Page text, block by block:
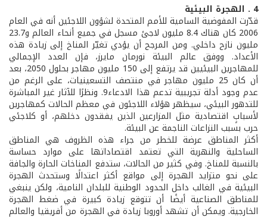
4 . الهجرة البيئية
قدّرت المفوضية السامية للأمم المتحدة لشؤون اللاجئين أنه في العام
2006 كان هناك 8.4 مليون لاجئ مسجل في جميع أنحاء العالم و23.7
مليون نازح داخلي. ومن المرجح أن يؤدي تغيّر المناخ إلى زيادة هذه
الأعداد. ووفق عالم البيئة نورمان مايرز، فإن العدد الإجمالي
للمهاجرين البيئيين قد يرتفع إلى 150 مليون مهاجر بحلول 2050، بعد
أن كان 25 مليون مهاجر في منتصف التسعينيات، على الرغم من
عدم وجود أدلة تجريبية تدعم هذا الادعاء9. ونظرًا للآثار غير المباشرة
للتدهور البيئي، سيظهر هؤلاء اللاجئون في معظم الحالات كمهاجرين
لأسبابٍ اقتصادية مثل المزارعين الذين يفقدون دخلهم، أو كلاجئي
حرب بسبب النزاعات الناجمة عن البيئة.
أكثر المناطق عرضة للخطر من جراء هذه الظروف هي المناطق
الساحلية والنهرية التي تعتمد اقتصاداتها على موارد حساسة
بالنسبة للمناخ. وفي كثير من الحالات، ستدفع المناخات الحارة والجافة
على نحو متزايد الهجرة إلى مواقع أكثر اعتدالًا وستحدث الهجرة
البيئية في الغالب داخل الحدود الوطنية للبلدان النامية، ولكن ينبغي
للمناطق الصناعية أيضًا أن تتوقع زيادة كبيرة في ضغط الهجرة
الخارجية. ويمكن أن تشهد أوروبا زيادة في الهجرة من أفريقيا والعالم